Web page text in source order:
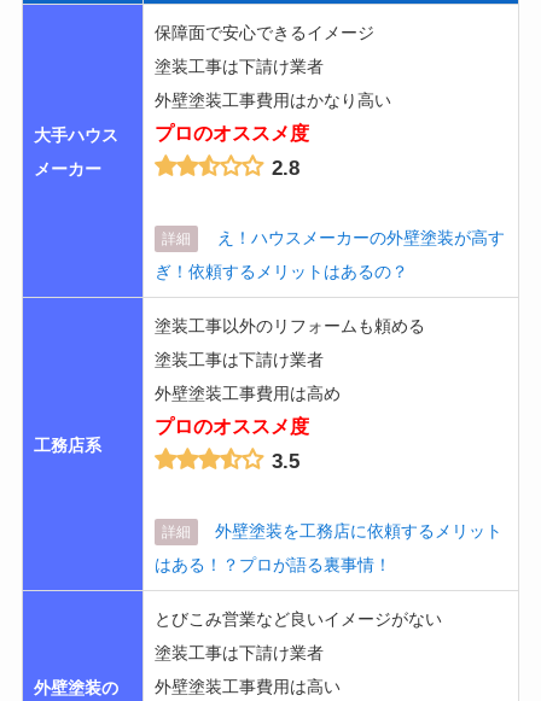
大手ハウス
メーカー
保障面で安心できるイメージ
塗装工事は下請け業者
外壁塗装工事費用はかなり高い
プロのオススメ度
2.8
詳細
え！ハウスメーカーの外壁塗装が高す
ぎ！依頼するメリットはあるの？
工務店系
塗装工事以外のリフォームも頼める
塗装工事は下請け業者
外壁塗装工事費用は高め
プロのオススメ度
3.5
詳細
外壁塗装を工務店に依頼するメリット
はある！？プロが語る裏事情！
外壁塗装の
とびこみ営業など良いイメージがない
塗装工事は下請け業者
外壁塗装工事費用は高い